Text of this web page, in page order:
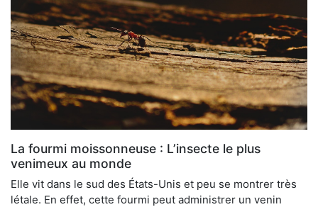
La fourmi moissonneuse : L’insecte le plus
venimeux au monde
Elle vit dans le sud des États-Unis et peu se montrer très
létale. En effet, cette fourmi peut administrer un venin